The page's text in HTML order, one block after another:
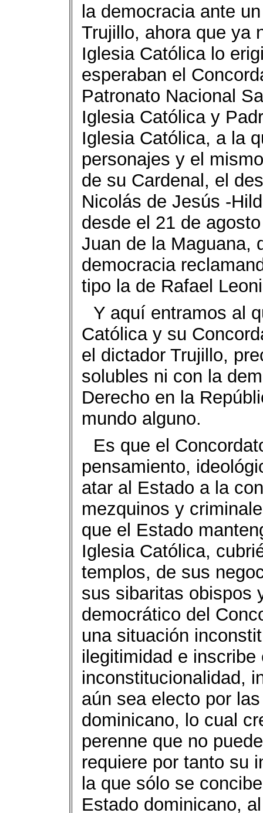
la democracia ante
Trujillo, ahora que ya
Iglesia Católica lo
esperaban el
Patronato Nacional
Iglesia Católica y
Iglesia Católica, a la
personajes y el
de su Cardenal, el
Nicolás de Jesús -
desde el 21 de
Juan de la Maguana,
democracia
tipo la de Rafael
Y aquí entramos al
Católica y su
el dictador Trujillo,
solubles ni con la
Derecho en la
mundo alguno.
Es que el
pensamiento,
atar al Estado a la
mezquinos y
que el Estado
Iglesia Católica,
templos, de sus
sus sibaritas obispos
democrático del
una situación
ilegitimidad e
inconstitucionalidad,
aún sea electo por
dominicano, lo cual
perenne que no
requiere por tanto su
la que sólo se
Estado dominicano,